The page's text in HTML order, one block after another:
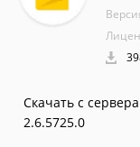
Скачать с
2.6.5725.0